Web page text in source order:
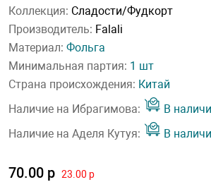
Коллекция: Сладости/Фудкорт
Производитель: Falali
Материал: Фольга
Минимальная партия: 1 шт
Страна происхождения: Китай
Наличие на Ибрагимова:
В
Наличие на Аделя Кутуя:
В
70.00 р 23.00 р